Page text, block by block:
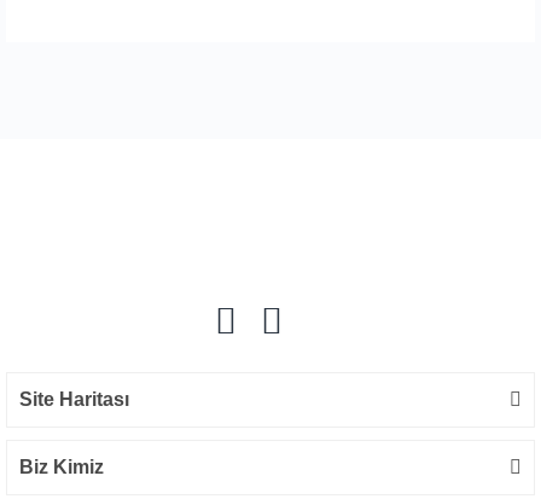
Site Haritası
Biz Kimiz